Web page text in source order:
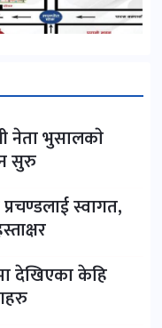
नेता भुसालकाे
सुरु
स्वागत,
देखिएका केहि